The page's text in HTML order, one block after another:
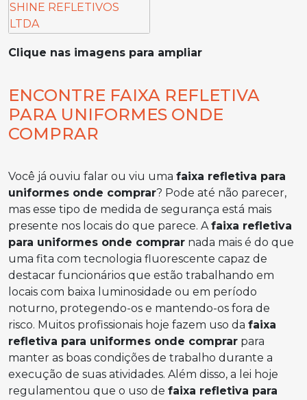
Clique nas imagens para ampliar
ENCONTRE FAIXA REFLETIVA
PARA UNIFORMES ONDE
COMPRAR
Você já ouviu falar ou viu uma faixa refletiva para
uniformes onde comprar? Pode até não parecer,
mas esse tipo de medida de segurança está mais
presente nos locais do que parece. Afaixa refletiva
para uniformes onde comprar nada mais é do que
uma fita com tecnologia fluorescente capaz de
destacar funcionários que estão trabalhando em
locais com baixa luminosidade ou em período
noturno, protegendo-os e mantendo-os fora de
risco. Muitos profissionais hoje fazem uso da faixa
refletiva para uniformes onde comprar para
manter as boas condições de trabalho durante a
execução de suas atividades. Além disso, a lei hoje
regulamentou que o uso de faixa refletiva para